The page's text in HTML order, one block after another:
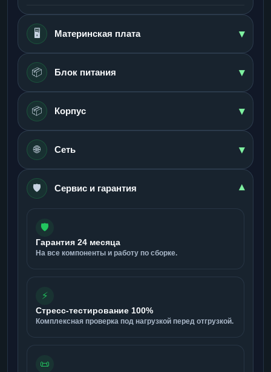
🖥️ Материнская плата ▾
📦 Блок питания ▾
📦 Корпус ▾
🌐 Сеть ▾
🛡️ Сервис и гарантия ▾
🛡️
Гарантия 24 месяца
На все компоненты и работу по сборке.
⚡
Стресс-тестирование 100%
Комплексная проверка под нагрузкой перед отгрузкой.
📜